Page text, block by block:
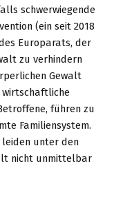
schwerwiegende
(ein seit 2018
Europarats, der
zu verhindern
Gewalt
wirtschaftliche
führen zu
Familiensystem.
leiden unter den
nicht unmittelbar